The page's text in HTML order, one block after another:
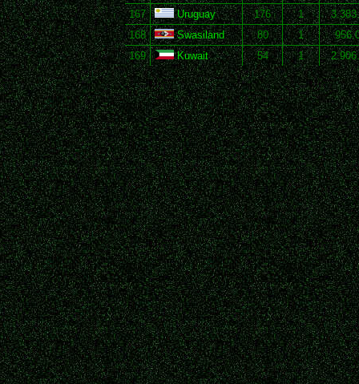
167
Uruguay 176 1
168
Swasiland 80 1
169
Kuwait 54 1